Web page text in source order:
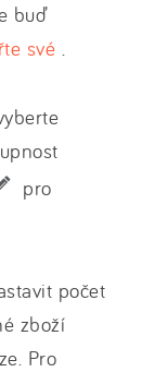
buď
své .
pro
počet
zboží
Pro